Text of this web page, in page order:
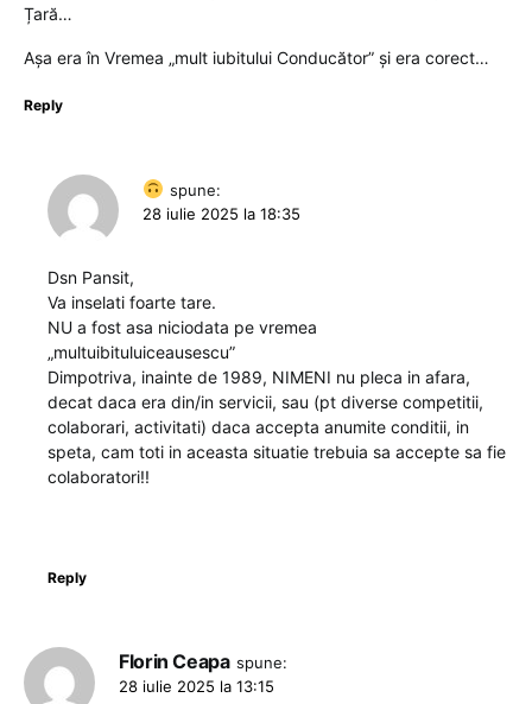
Țară…
Așa era în Vremea „mult iubitului Conducător” și era corect…
Reply
spune:
28 iulie 2025 la 18:35
Dsn Pansit,
Va inselati foarte tare.
NU a fost asa niciodata pe vremea
„multuibituluiceausescu”
Dimpotriva, inainte de 1989, NIMENI nu pleca in afara,
decat daca era din/in servicii, sau (pt diverse competitii,
colaborari, activitati) daca accepta anumite conditii, in
speta, cam toti in aceasta situatie trebuia sa accepte sa fie
colaboratori!!
Reply
Florin Ceapa spune:
28 iulie 2025 la 13:15